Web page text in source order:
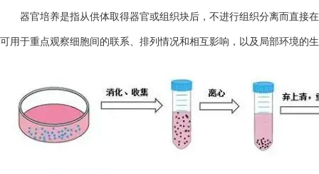
器官培养是指从供体取得器官或组织块后，不进行组织分离而直接
可用于重点观察细胞间的联系、排列情况和相互影响，以及局部环境的